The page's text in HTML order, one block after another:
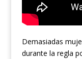
Demasiadas
durante la regla